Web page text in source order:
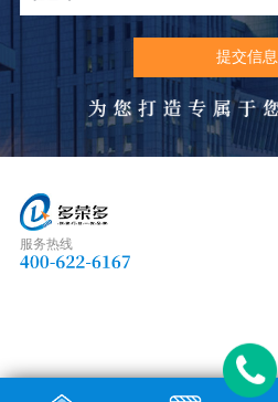
服务热线